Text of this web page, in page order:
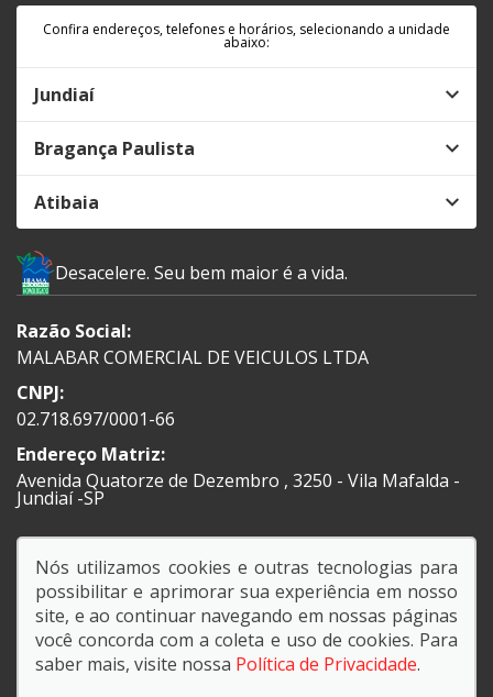
Confira endereços, telefones e horários, selecionando a unidade
abaixo:
Jundiaí
Bragança Paulista
Atibaia
Desacelere. Seu bem maior é a vida.
Razão Social:
MALABAR COMERCIAL DE VEICULOS LTDA
CNPJ:
02.718.697/0001-66
Endereço Matriz:
Avenida Quatorze de Dezembro , 3250 - Vila Mafalda -
Jundiaí -SP
SIGA-NOS:
Nós utilizamos cookies e outras tecnologias para
possibilitar e aprimorar sua experiência em nosso
site, e ao continuar navegando em nossas páginas
você concorda com a coleta e uso de cookies. Para
saber mais, visite nossa Política de Privacidade.